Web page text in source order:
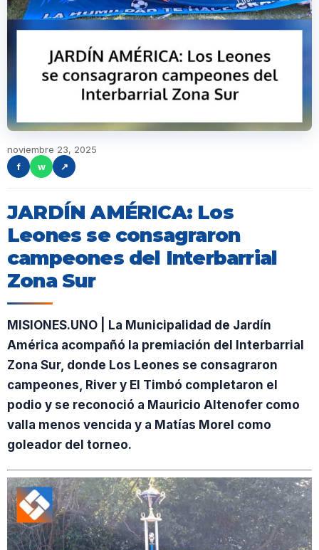
noviembre 23, 2025
f
w ↗
JARDÍN AMÉRICA: Los
Leones se consagraron
campeones del Interbarrial
Zona Sur
MISIONES.UNO | La Municipalidad de Jardín
América acompañó la premiación del Interbarrial
Zona Sur, donde Los Leones se consagraron
campeones, River y El Timbó completaron el
podio y se reconoció a Mauricio Altenofer como
valla menos vencida y a Matías Morel como
goleador del torneo.